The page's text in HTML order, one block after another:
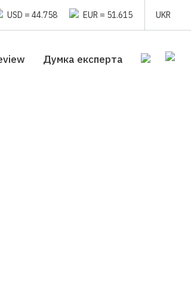
USD = 44.758 EUR = 51.615 UKR
Думка експерта